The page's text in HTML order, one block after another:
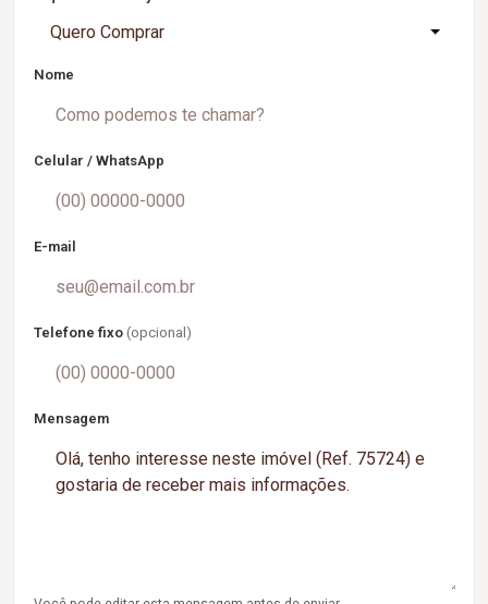
Quero Comprar
Nome
Celular / WhatsApp
E-mail
Telefone fixo (opcional)
Mensagem